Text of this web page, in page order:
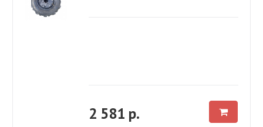
2 581 р.